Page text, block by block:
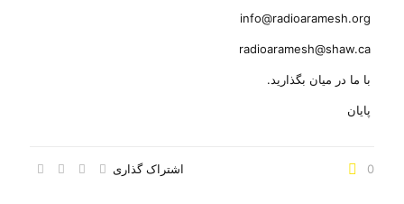
info@radioaramesh.org
radioaramesh@shaw.ca
با ما در میان بگذارید.
پایان
اشتراک گذاری 0